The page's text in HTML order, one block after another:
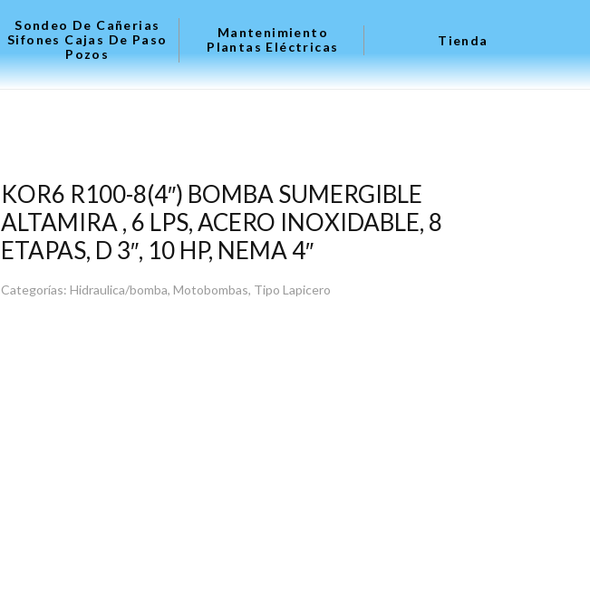
Sondeo De Cañerias
Sifones Cajas De Paso
Pozos
Mantenimiento
Plantas Eléctricas
Tienda
KOR6 R100-8(4″) BOMBA SUMERGIBLE
ALTAMIRA , 6 LPS, ACERO INOXIDABLE, 8
ETAPAS, D 3″, 10 HP, NEMA 4″
Categorías: Hidraulica/bomba, Motobombas, Tipo Lapicero